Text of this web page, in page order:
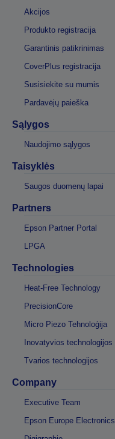
Akcijos
Produkto registracija
Garantinis patikrinimas
CoverPlus registracija
Susisiekite su mumis
Pardavėjų paieška
Sąlygos
Naudojimo sąlygos
Taisyklės
Saugos duomenų lapai
Partners
Epson Partner Portal
LPGA
Technologies
Heat-Free Technology
PrecisionCore
Micro Piezo Tehnoloģija
Inovatyvios technologijos
Tvarios technologijos
Company
Executive Team
Epson Europe Electronics